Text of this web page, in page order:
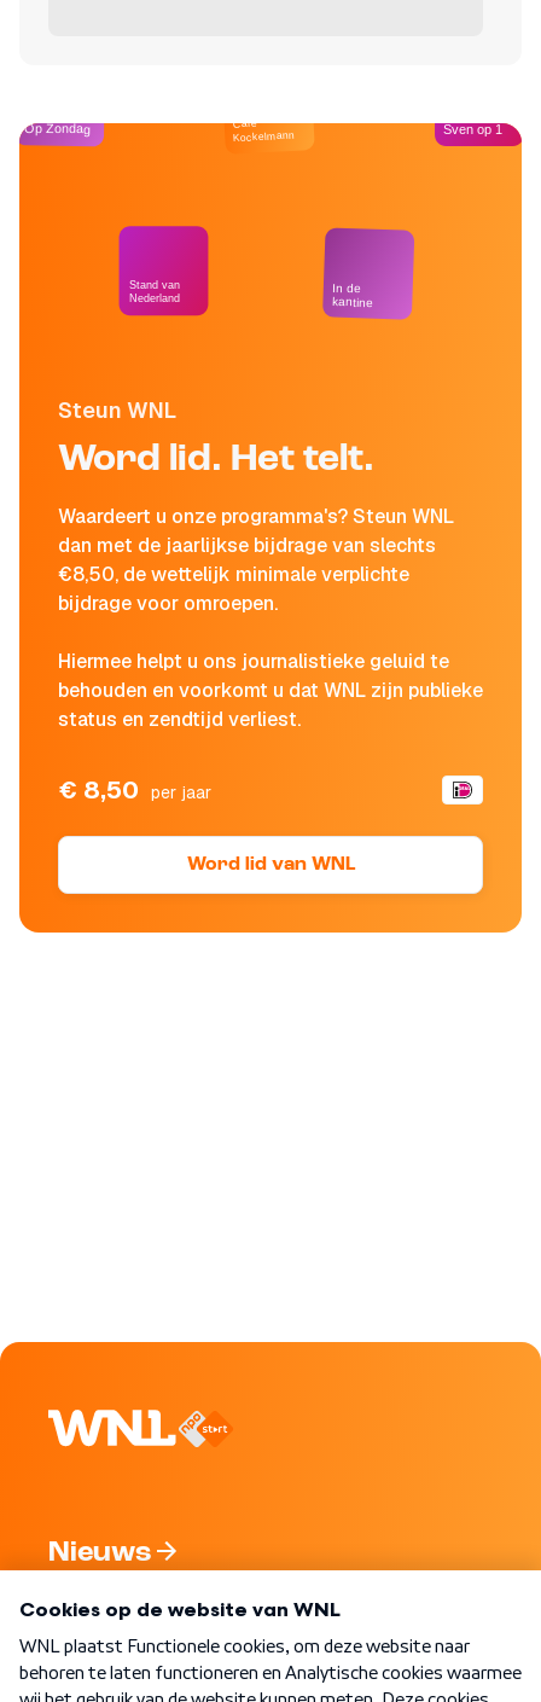
Steun WNL
Word lid. Het telt.
Waardeert u onze programma's? Steun WNL
dan met de jaarlijkse bijdrage van slechts
€8,50, de wettelijk minimale verplichte
bijdrage voor omroepen.
Hiermee helpt u ons journalistieke geluid te
behouden en voorkomt u dat WNL zijn publieke
status en zendtijd verliest.
€ 8,50 per jaar
Word lid van WNL
Op Zondag
Stand van
Nederland
Café
Kockelmann
In de
kantine
Sven op 1
Nieuws
Nieuwsbrief